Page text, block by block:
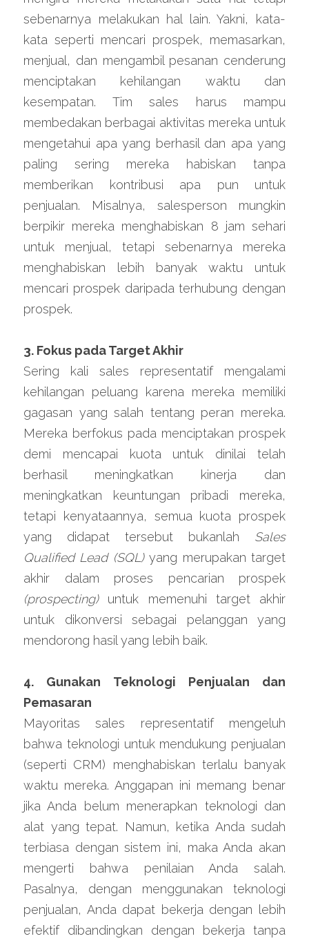
sebenarnya melakukan hal lain. Yakni, kata-
kata seperti mencari prospek, memasarkan,
menjual, dan mengambil pesanan cenderung
menciptakan kehilangan waktu dan
kesempatan. Tim sales harus mampu
membedakan berbagai aktivitas mereka untuk
mengetahui apa yang berhasil dan apa yang
paling sering mereka habiskan tanpa
memberikan kontribusi apa pun untuk
penjualan. Misalnya, salesperson mungkin
berpikir mereka menghabiskan 8 jam sehari
untuk menjual, tetapi sebenarnya mereka
menghabiskan lebih banyak waktu untuk
mencari prospek daripada terhubung dengan
prospek.
3. Fokus pada Target Akhir
Sering kali sales representatif mengalami
kehilangan peluang karena mereka memiliki
gagasan yang salah tentang peran mereka.
Mereka berfokus pada menciptakan prospek
demi mencapai kuota untuk dinilai telah
berhasil meningkatkan kinerja dan
meningkatkan keuntungan pribadi mereka,
tetapi kenyataannya, semua kuota prospek
yang didapat tersebut bukanlah Sales
Qualified Lead (SQL) yang merupakan target
akhir dalam proses pencarian prospek
(prospecting) untuk memenuhi target akhir
untuk dikonversi sebagai pelanggan yang
mendorong hasil yang lebih baik.
4. Gunakan Teknologi Penjualan dan
Pemasaran
Mayoritas sales representatif mengeluh
bahwa teknologi untuk mendukung penjualan
(seperti CRM) menghabiskan terlalu banyak
waktu mereka. Anggapan ini memang benar
jika Anda belum menerapkan teknologi dan
alat yang tepat. Namun, ketika Anda sudah
terbiasa dengan sistem ini, maka Anda akan
mengerti bahwa penilaian Anda salah.
Pasalnya, dengan menggunakan teknologi
penjualan, Anda dapat bekerja dengan lebih
efektif dibandingkan dengan bekerja tanpa